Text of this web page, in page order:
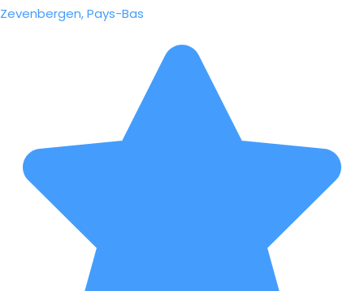
Zevenbergen, Pays-Bas